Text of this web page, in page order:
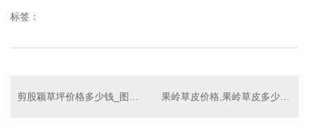
标签：